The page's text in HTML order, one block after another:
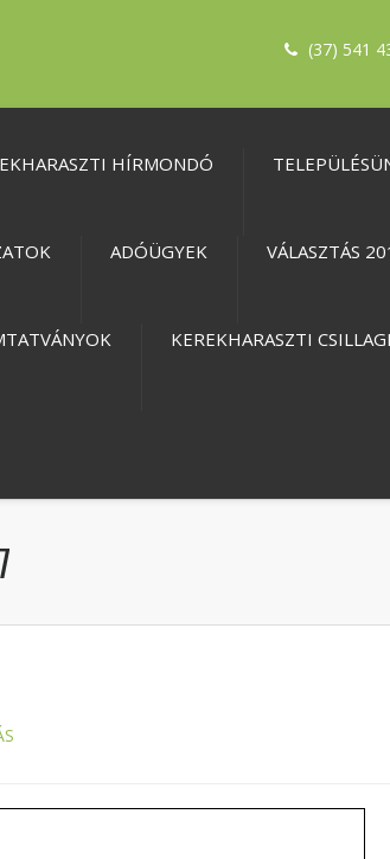
(37) 541
HÍRMONDÓ
ADÓÜGYEK VÁLASZTÁS
KEREKHARASZTI